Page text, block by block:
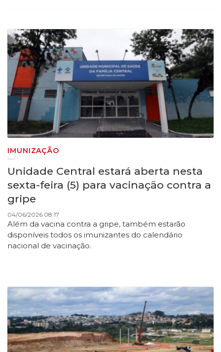
IMUNIZAÇÃO
Unidade Central estará aberta nesta
sexta-feira (5) para vacinação contra a
gripe
04/06/2026 08:17
Além da vacina contra a gripe, também estarão
disponíveis todos os imunizantes do calendário
nacional de vacinação.